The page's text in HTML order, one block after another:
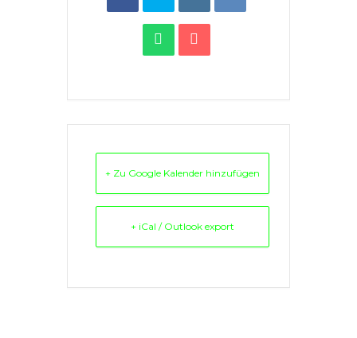
+ Zu Google Kalender hinzufügen
+ iCal / Outlook export